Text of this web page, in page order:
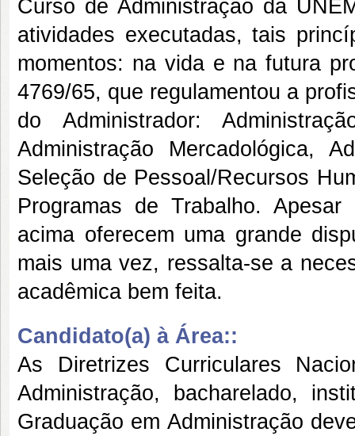
Curso de Administração da
atividades executadas, tais
momentos: na vida e na futura
4769/65, que regulamentou a
do Administrador:
Administração Mercadológica,
Seleção de Pessoal/Recursos
Programas de Trabalho.
acima oferecem uma grande
mais uma vez, ressalta-se a
acadêmica bem feita.
Candidato(a) à Área::
As Diretrizes Curriculares
Administração, bacharelado,
Graduação em Administração